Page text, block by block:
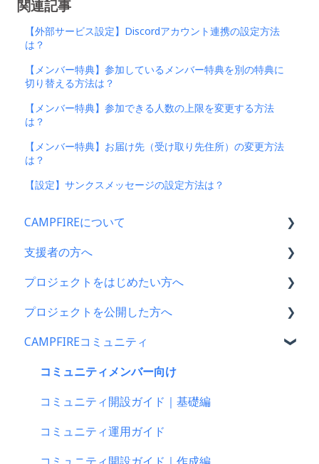
関連記事
【外部サービス設定】Discordアカウント連携の設定方法
は？
【メンバー特典】参加しているメンバー特典を別の特典に
切り替える方法は？
【メンバー特典】参加できる人数の上限を変更する方法
は？
【メンバー特典】お届け先（受け取り先住所）の変更方法
は？
【設定】サンクスメッセージの設定方法は？
CAMPFIREについて
CAMPFIRE各種制度の規約について
CAMPFIREふるさと納税について
はじめての方へ
登録情報に関するよくある質問
新規会員登録・ログイン・ログアウトについて
登録情報の確認・変更・削除について
マイページの機能について
支援者の方へ
支援に関するよくある質問
支援をした後に
キャリア決済
楽天ペイ
au PAY（ネット支払い）
PayPay（ペイペイ）決済
プロジェクトをはじめたい方へ
プロジェクトをはじめる前に
プロジェクト作成時によくある質問
プロジェクト作成について
プロジェクトの審査について
公開に向けて
プロジェクトを公開した方へ
支援金の振込について
プロジェクトを公開したら
仲間募集について
プロジェクトが終了したら
CAMPFIREコミュニティ
コミュニティメンバー向け
コミュニティ開設ガイド｜基礎編
コミュニティ運用ガイド